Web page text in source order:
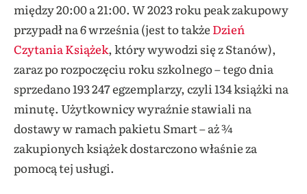
między 20:00 a 21:00. W 2023 roku peak zakupowy
przypadł na 6 września (jest to także Dzień
Czytania Książek, który wywodzi się z Stanów),
zaraz po rozpoczęciu roku szkolnego – tego dnia
sprzedano 193 247 egzemplarzy, czyli 134 książki na
minutę. Użytkownicy wyraźnie stawiali na
dostawy w ramach pakietu Smart – aż ¾
zakupionych książek dostarczono właśnie za
pomocą tej usługi.